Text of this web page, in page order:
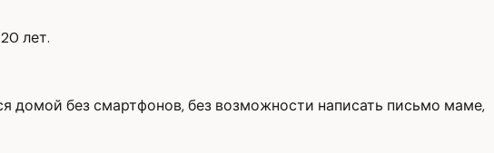
лет.
домой без смартфонов, без возможности написать письмо маме,